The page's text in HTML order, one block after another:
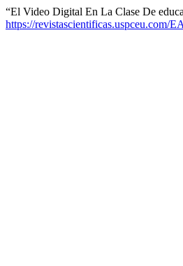
“El Video Digital En La Clase De
https://revistascientificas.uspceu.com/